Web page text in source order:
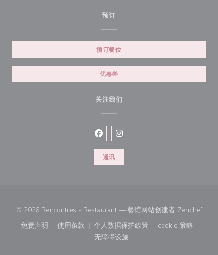
预订
预订餐位
优惠券
关注我们
Facebook ((在新窗口中打开))
Instagram ((在新窗口中打开))
通讯
© 2026 Rencontres - Restaurant — 餐馆网站创建者 Zenchef((在
免责声明
((在新窗口中打开))
使用条款
((在新窗口中打开))
个人数据保护政策
((在新窗口中打开))
cookie 策略
((在新窗口
无障碍设施
((在新窗口中打开))